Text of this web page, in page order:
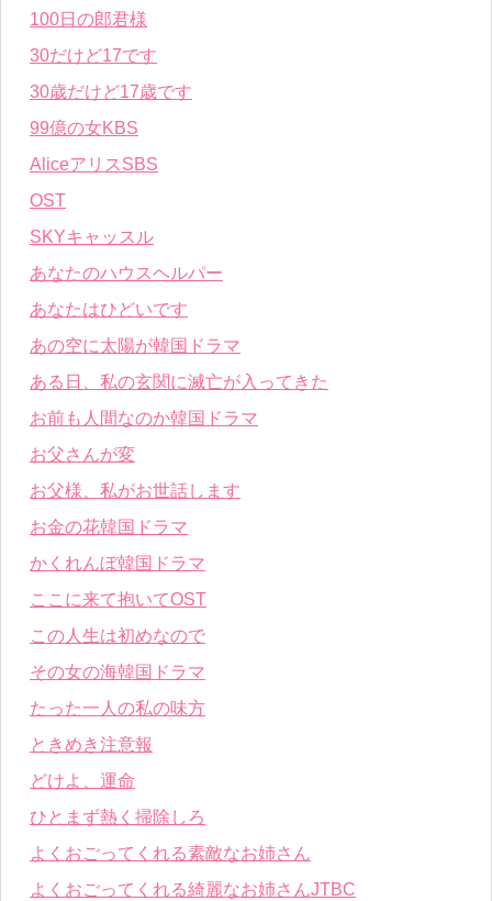
100日の郎君様
30だけど17です
30歳だけど17歳です
99億の女KBS
AliceアリスSBS
OST
SKYキャッスル
あなたのハウスヘルパー
あなたはひどいです
あの空に太陽が韓国ドラマ
ある日、私の玄関に滅亡が入ってきた
お前も人間なのか韓国ドラマ
お父さんが変
お父様、私がお世話します
お金の花韓国ドラマ
かくれんぼ韓国ドラマ
ここに来て抱いてOST
この人生は初めなので
その女の海韓国ドラマ
たった一人の私の味方
ときめき注意報
どけよ、運命
ひとまず熱く掃除しろ
よくおごってくれる素敵なお姉さん
よくおごってくれる綺麗なお姉さんJTBC